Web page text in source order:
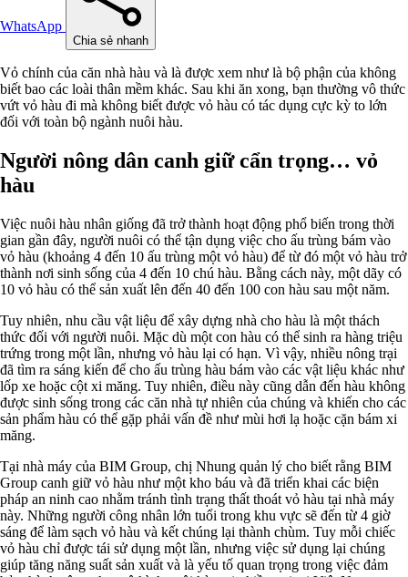
WhatsApp
Chia sẻ nhanh
Vỏ chính của căn nhà hàu và là được xem như là bộ phận của không
biết bao các loài thân mềm khác. Sau khi ăn xong, bạn thường vô thức
vứt vỏ hàu đi mà không biết được vỏ hàu có tác dụng cực kỳ to lớn
đối với toàn bộ ngành nuôi hàu.
Người nông dân canh giữ cẩn trọng… vỏ
hàu
Việc nuôi hàu nhân giống đã trở thành hoạt động phổ biến trong thời
gian gần đây, người nuôi có thể tận dụng việc cho ấu trùng bám vào
vỏ hàu (khoảng 4 đến 10 ấu trùng một vỏ hàu) để từ đó một vỏ hàu trở
thành nơi sinh sống của 4 đến 10 chú hàu. Bằng cách này, một dãy có
10 vỏ hàu có thể sản xuất lên đến 40 đến 100 con hàu sau một năm.
Tuy nhiên, nhu cầu vật liệu để xây dựng nhà cho hàu là một thách
thức đối với người nuôi. Mặc dù một con hàu có thể sinh ra hàng triệu
trứng trong một lần, nhưng vỏ hàu lại có hạn. Vì vậy, nhiều nông trại
đã tìm ra sáng kiến để cho ấu trùng hàu bám vào các vật liệu khác như
lốp xe hoặc cột xi măng. Tuy nhiên, điều này cũng dẫn đến hàu không
được sinh sống trong các căn nhà tự nhiên của chúng và khiến cho các
sản phẩm hàu có thể gặp phải vấn đề như mùi hơi lạ hoặc cặn bám xi
măng.
Tại nhà máy của BIM Group, chị Nhung quản lý cho biết rằng BIM
Group canh giữ vỏ hàu như một kho báu và đã triển khai các biện
pháp an ninh cao nhằm tránh tình trạng thất thoát vỏ hàu tại nhà máy
này. Những người công nhân lớn tuổi trong khu vực sẽ đến từ 4 giờ
sáng để làm sạch vỏ hàu và kết chúng lại thành chùm. Tuy mỗi chiếc
vỏ hàu chỉ được tái sử dụng một lần, nhưng việc sử dụng lại chúng
giúp tăng năng suất sản xuất và là yếu tố quan trọng trong việc đảm